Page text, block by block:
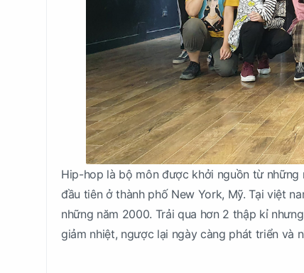
Hip-hop là bộ môn được khởi nguồn từ
đầu tiên ở thành phố New York, Mỹ. Tại việt
những năm 2000. Trải qua hơn 2 thập kỉ
giảm nhiệt, ngược lại ngày càng phát triển và